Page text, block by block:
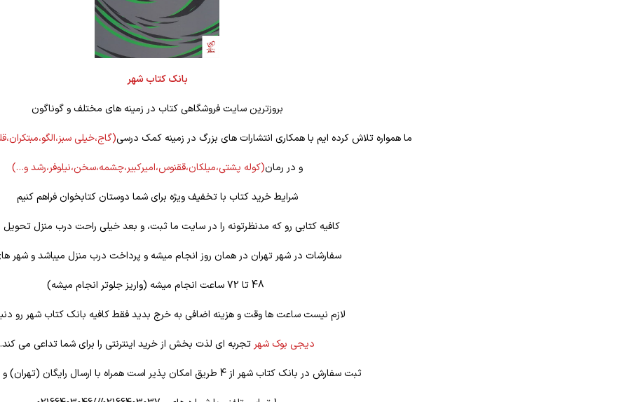
بانک کتاب شهر
بروزترین سایت فروشگاهی کتاب در زمینه های مختلف و گوناگون
ما همواره تلاش کرده ایم با همکاری انتشارات های بزرگ در زمینه کمک درسی(گاج،خیلی
و در رمان(کوله پشتی،میلکان،ققنوس،امیرکبیر،چشمه،سخن،نیلوفر،رشد و…)
شرایط خرید کتاب با تخفیف ویژه برای شما دوستان کتابخوان فراهم کنیم
کافیه کتابی رو که مدنظرتونه را در سایت ما ثبت، و بعد خیلی راحت درب منزل تحویل
سفارشات در شهر تهران در همان روز انجام میشه و پرداخت درب منزل میباشد و شهر
لازم نیست ساعت ها وقت و هزینه اضافی به خرج بدید فقط کافیه بانک کتاب شهر رو
دیجی بوک شهر تجربه ای لذت بخش از خرید اینترنتی را برای شما تداعی می کند.
ثبت سفارش در بانک کتاب شهر از 4 طریق امکان پذیر است همراه با ارسال رایگان (تهران) و تخفیف ویژه